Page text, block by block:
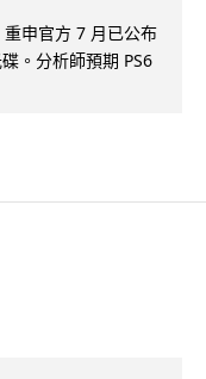
申官方 7 月已公布
。分析師預期 PS6